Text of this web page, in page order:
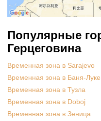
Популярные
Герцеговина
Временная зона в Sarajevo
Временная зона в Баня-Луке
Временная зона в Тузла
Временная зона в Doboj
Временная зона в Зеница